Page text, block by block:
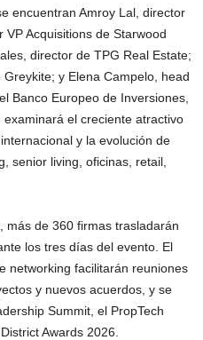
encuentran Amroy Lal, director
Acquisitions de Starwood
director de TPG Real Estate;
y Elena Campelo, head
Banco Europeo de Inversiones,
el creciente atractivo
y la evolución de
senior living, oficinas, retail,
más de 360 firmas trasladarán
los tres días del evento. El
networking facilitarán reuniones
y nuevos acuerdos, y se
Summit, el PropTech
Awards 2026.